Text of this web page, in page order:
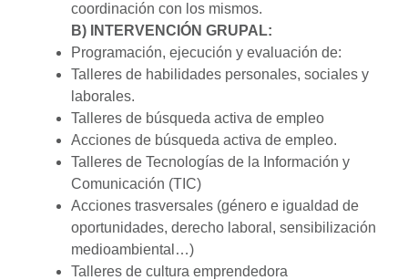
coordinación con los mismos.
B) INTERVENCIÓN GRUPAL:
Programación, ejecución y evaluación de:
Talleres de habilidades personales, sociales y
laborales.
Talleres de búsqueda activa de empleo
Acciones de búsqueda activa de empleo.
Talleres de Tecnologías de la Información y
Comunicación (TIC)
Acciones trasversales (género e igualdad de
oportunidades, derecho laboral, sensibilización
medioambiental…)
Talleres de cultura emprendedora